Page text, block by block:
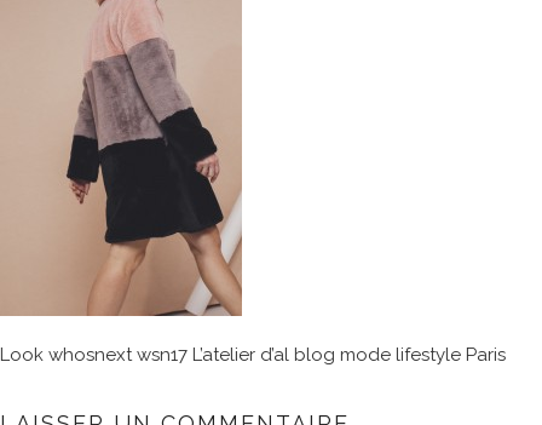
Look whosnext wsn17 L’atelier d’al blog mode lifestyle Paris